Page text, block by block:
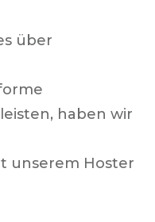
über
haben wir
unserem Hoster